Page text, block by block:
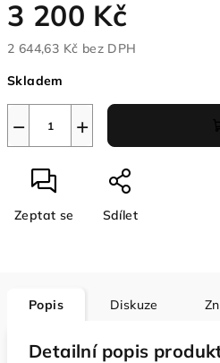
3 200 Kč
2 644,63 Kč bez DPH
cena:
Skladem
+
−
Zeptat se Sdílet
Popis Diskuze
Detailní popis